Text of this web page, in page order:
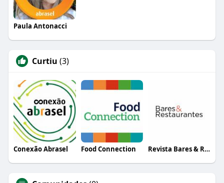
Paula Antonacci
Curtiu (3)
Conexão Abrasel Food Connection Revista Bares & Restaurantes